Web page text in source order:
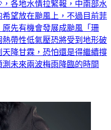
各地水情拉緊報，中南部水
望放在颱風上，不過目前菲
先有機會發展成颱風「珊
帶性低氣壓恐將受到地形破
降甘霖，恐怕還是得繼續撐
未來兩波梅雨降臨的時間